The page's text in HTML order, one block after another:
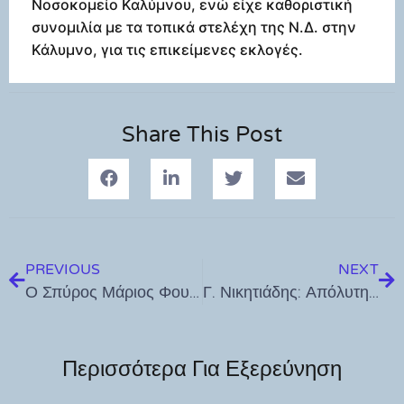
Νοσοκομείο Καλύμνου, ενώ είχε καθοριστική
συνομιλία με τα τοπικά στελέχη της Ν.Δ. στην
Κάλυμνο, για τις επικείμενες εκλογές.
Share This Post
PREVIOUS
Ο Σπύρος Μάριος Φουρθιώτης ο μικρότερος rookie στα 600 κυβικά γραφεί την δική του ιστορία με απίστευτους χρόνους
NEXT
Γ. Νικητιάδης: Απόλυτη κοροϊδία από τον κ. Μητσοτάκη για το Νοσοκομείο της Κω
Περισσότερα Για Εξερεύνηση